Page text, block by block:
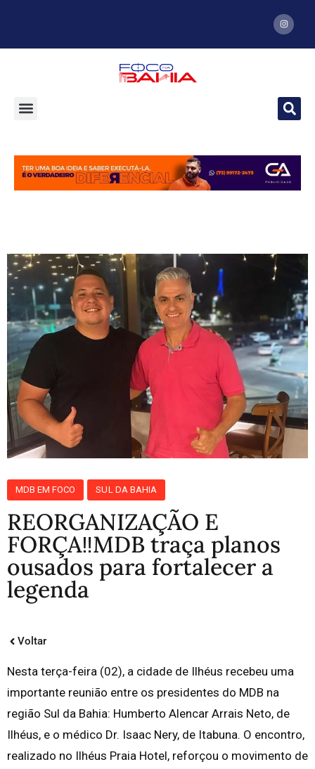
MDB EM FOCO SUL DA BAHIA
REORGANIZAÇÃO E
FORÇA‼️MDB traça planos
ousados para fortalecer a
legenda
Voltar
Nesta terça-feira (02), a cidade de Ilhéus recebeu uma
importante reunião entre os presidentes do MDB na
região Sul da Bahia: Humberto Alencar Arrais Neto, de
Ilhéus, e o médico Dr. Isaac Nery, de Itabuna. O encontro,
realizado no Ilhéus Praia Hotel, reforçou o movimento de